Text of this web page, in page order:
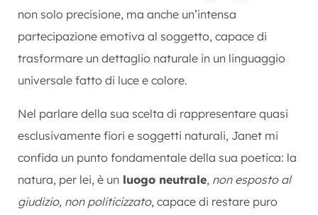
non solo precisione, ma anche un’intensa
partecipazione emotiva al soggetto, capace di
trasformare un dettaglio naturale in un linguaggio
universale fatto di luce e colore.
Nel parlare della sua scelta di rappresentare quasi
esclusivamente fiori e soggetti naturali, Janet mi
confida un punto fondamentale della sua poetica: la
natura, per lei, è un luogo neutrale, non esposto al
giudizio, non politicizzato, capace di restare puro